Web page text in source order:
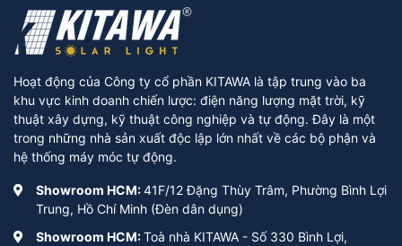
Hoạt động của Công ty cổ phần KITAWA là tập trung vào ba
khu vực kinh doanh chiến lược: điện năng lượng mặt trời, kỹ
thuật xây dựng, kỹ thuật công nghiệp và tự động. Đây là một
trong những nhà sản xuất độc lập lớn nhất về các bộ phận và
hệ thống máy móc tự động.
Showroom HCM:41F/12 Đặng Thùy Trâm, Phường Bình Lợi
Trung, Hồ Chí Minh (Đèn dân dụng)
Showroom HCM:Toà nhà KITAWA - Số 330 Bình Lợi,